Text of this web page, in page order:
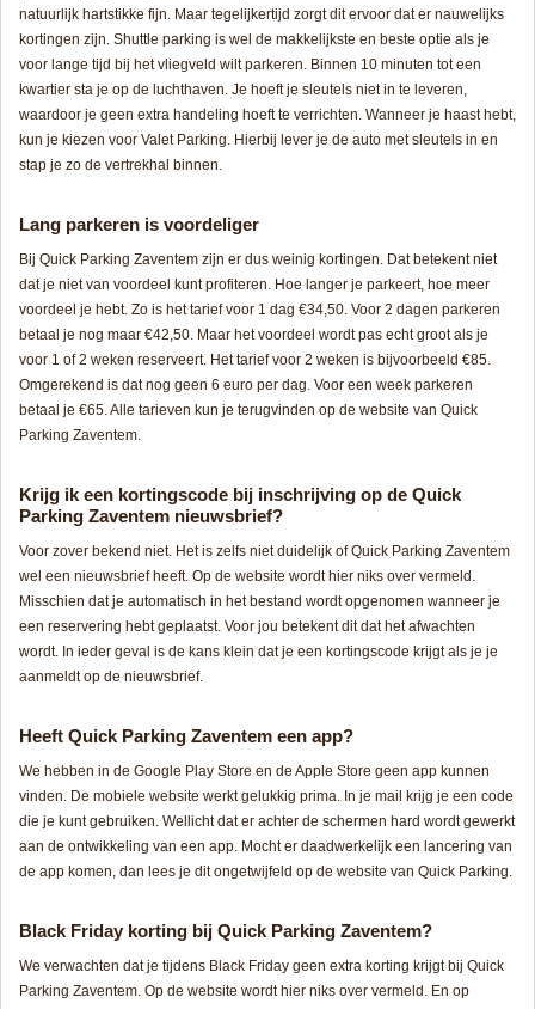
natuurlijk hartstikke fijn. Maar tegelijkertijd zorgt dit ervoor dat er nauwelijks
kortingen zijn. Shuttle parking is wel de makkelijkste en beste optie als je
voor lange tijd bij het vliegveld wilt parkeren. Binnen 10 minuten tot een
kwartier sta je op de luchthaven. Je hoeft je sleutels niet in te leveren,
waardoor je geen extra handeling hoeft te verrichten. Wanneer je haast hebt,
kun je kiezen voor Valet Parking. Hierbij lever je de auto met sleutels in en
stap je zo de vertrekhal binnen.
Lang parkeren is voordeliger
Bij Quick Parking Zaventem zijn er dus weinig kortingen. Dat betekent niet
dat je niet van voordeel kunt profiteren. Hoe langer je parkeert, hoe meer
voordeel je hebt. Zo is het tarief voor 1 dag €34,50. Voor 2 dagen parkeren
betaal je nog maar €42,50. Maar het voordeel wordt pas echt groot als je
voor 1 of 2 weken reserveert. Het tarief voor 2 weken is bijvoorbeeld €85.
Omgerekend is dat nog geen 6 euro per dag. Voor een week parkeren
betaal je €65. Alle tarieven kun je terugvinden op de website van Quick
Parking Zaventem.
Krijg ik een kortingscode bij inschrijving op de Quick
Parking Zaventem nieuwsbrief?
Voor zover bekend niet. Het is zelfs niet duidelijk of Quick Parking Zaventem
wel een nieuwsbrief heeft. Op de website wordt hier niks over vermeld.
Misschien dat je automatisch in het bestand wordt opgenomen wanneer je
een reservering hebt geplaatst. Voor jou betekent dit dat het afwachten
wordt. In ieder geval is de kans klein dat je een kortingscode krijgt als je je
aanmeldt op de nieuwsbrief.
Heeft Quick Parking Zaventem een app?
We hebben in de Google Play Store en de Apple Store geen app kunnen
vinden. De mobiele website werkt gelukkig prima. In je mail krijg je een code
die je kunt gebruiken. Wellicht dat er achter de schermen hard wordt gewerkt
aan de ontwikkeling van een app. Mocht er daadwerkelijk een lancering van
de app komen, dan lees je dit ongetwijfeld op de website van Quick Parking.
Black Friday korting bij Quick Parking Zaventem?
We verwachten dat je tijdens Black Friday geen extra korting krijgt bij Quick
Parking Zaventem. Op de website wordt hier niks over vermeld. En op